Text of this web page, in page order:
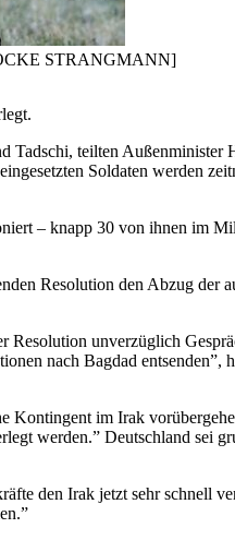
STRANGMANN]
Tadschi, teilten Außenminister
Soldaten werden
– knapp 30 von ihnen im
Resolution den Abzug der
Resolution unverzüglich
nach Bagdad entsenden”,
Kontingent im Irak
werden.” Deutschland sei
den Irak jetzt sehr schnell